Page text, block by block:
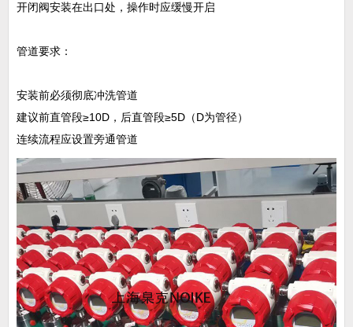
开闭阀安装在出口处，操作时应缓慢开启
管道要求‌：
安装前必须彻底冲洗管道
建议前直管段≥10D，后直管段≥5D（D为管径）
连续流程应设置旁通管道